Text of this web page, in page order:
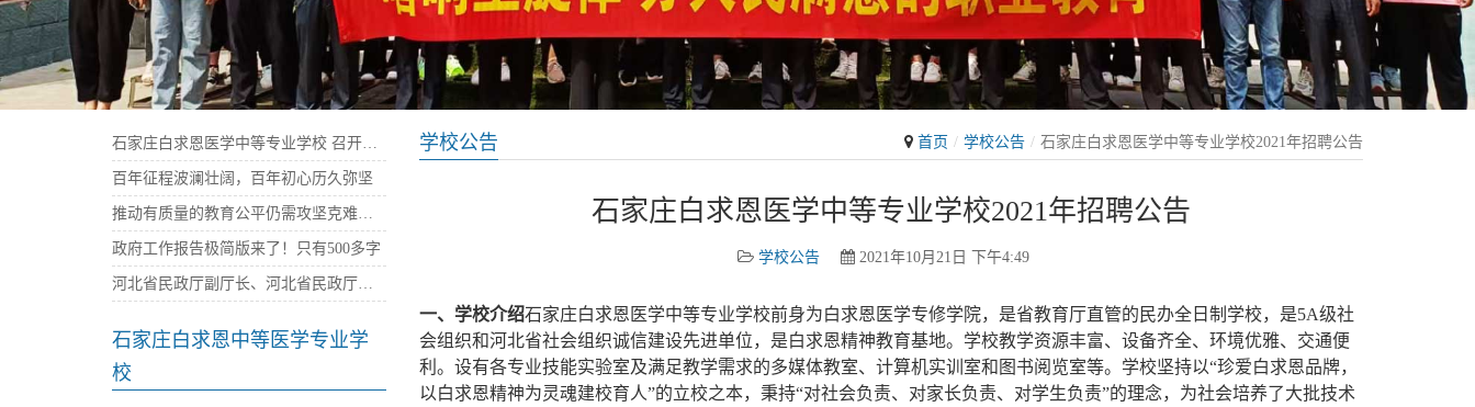
首页 学校公告 石家庄白求恩医学中等专业学校2021年招聘公告
学校公告
石家庄白求恩医学中等专业学校2021年招聘公告
学校公告 2021年10月21日 下午4:49
一、学校介绍石家庄白求恩医学中等专业学校前身为白求恩医学专修学院，是省教育厅直管的民办全日制学校，是5A级社
会组织和河北省社会组织诚信建设先进单位，是白求恩精神教育基地。学校教学资源丰富、设备齐全、环境优雅、交通便
利。设有各专业技能实验室及满足教学需求的多媒体教室、计算机实训室和图书阅览室等。学校坚持以“珍爱白求恩品牌，
以白求恩精神为灵魂建校育人”的立校之本，秉持“对社会负责、对家长负责、对学生负责”的理念，为社会培养了大批技术
百年征程波澜壮阔，百年初心历久弥坚
政府工作报告极简版来了！只有500多字
石家庄白求恩中等医学专业学
校